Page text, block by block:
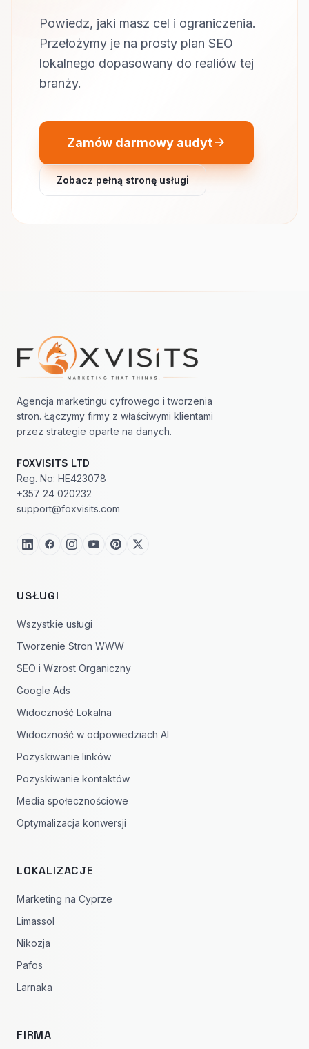
Powiedz, jaki masz cel i ograniczenia.
Przełożymy je na prosty plan SEO
lokalnego dopasowany do realiów tej
branży.
Zamów darmowy audyt
Zobacz pełną stronę usługi
Nawigacja w stopce
Agencja marketingu cyfrowego i tworzenia
stron. Łączymy firmy z właściwymi klientami
przez strategie oparte na danych.
FOXVISITS LTD
Reg. No: HE423078
+357 24 020232
support@foxvisits.com
USŁUGI
Wszystkie usługi
Tworzenie Stron WWW
SEO i Wzrost Organiczny
Google Ads
Widoczność Lokalna
Widoczność w odpowiedziach AI
Pozyskiwanie linków
Pozyskiwanie kontaktów
Media społecznościowe
Optymalizacja konwersji
LOKALIZACJE
Marketing na Cyprze
Limassol
Nikozja
Pafos
Larnaka
FIRMA